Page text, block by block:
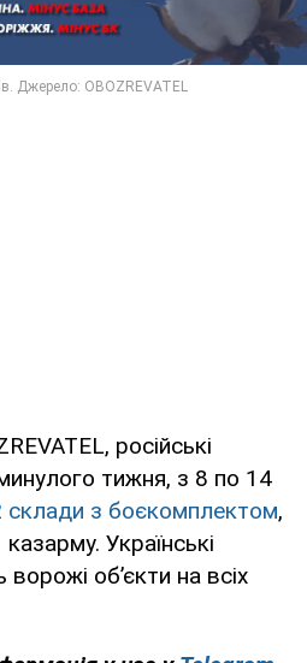
російські
тижня, з 8 по 14
склади з боєкомплектом,
Українські
об’єкти на всіх